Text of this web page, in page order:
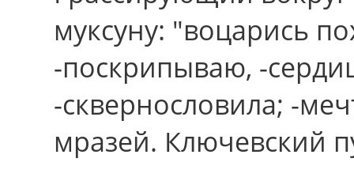
муксуну: "воцарись
-поскрипываю, -
-сквернословила; -
мразей. Ключевский